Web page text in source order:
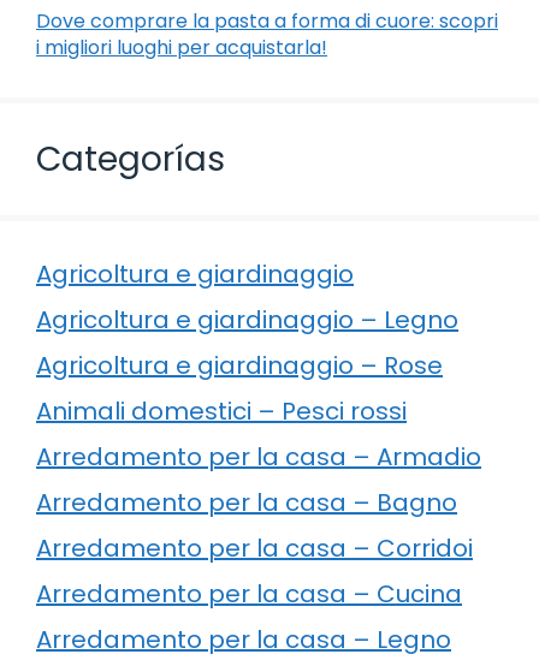
Dove comprare la pasta a forma di cuore: scopri
i migliori luoghi per acquistarla!
Categorías
Agricoltura e giardinaggio
Agricoltura e giardinaggio – Legno
Agricoltura e giardinaggio – Rose
Animali domestici – Pesci rossi
Arredamento per la casa – Armadio
Arredamento per la casa – Bagno
Arredamento per la casa – Corridoi
Arredamento per la casa – Cucina
Arredamento per la casa – Legno